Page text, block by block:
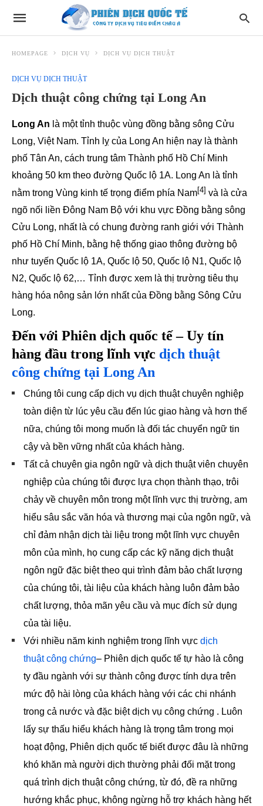
HOMEPAGE DỊCH VỤ DỊCH VỤ DỊCH THUẬT
DỊCH VỤ DỊCH THUẬT
Dịch thuật công chứng tại Long An
Long An là một tỉnh thuộc vùng đồng bằng sông Cửu
Long, Việt Nam. Tỉnh lỵ của Long An hiện nay là thành
phố Tân An, cách trung tâm Thành phố Hồ Chí Minh
khoảng 50 km theo đường Quốc lộ 1A. Long An là tỉnh
nằm trong Vùng kinh tế trọng điểm phía Nam[4] và là cửa
ngõ nối liền Đông Nam Bộ với khu vực Đồng bằng sông
Cửu Long, nhất là có chung đường ranh giới với Thành
phố Hồ Chí Minh, bằng hệ thống giao thông đường bộ
như tuyến Quốc lộ 1A, Quốc lộ 50, Quốc lộ N1, Quốc lộ
N2, Quốc lộ 62,… Tỉnh được xem là thị trường tiêu thụ
hàng hóa nông sản lớn nhất của Đồng bằng Sông Cửu
Long.
Đến với Phiên dịch quốc tế – Uy tín
hàng đầu trong lĩnh vực dịch thuật
công chứng tại Long An
Chúng tôi cung cấp dịch vụ dịch thuật chuyên nghiệp
toàn diện từ lúc yêu cầu đến lúc giao hàng và hơn thế
nữa, chúng tôi mong muốn là đối tác chuyển ngữ tin
cậy và bền vững nhất của khách hàng.
Tất cả chuyên gia ngôn ngữ và dịch thuật viên chuyên
nghiệp của chúng tôi được lựa chọn thành thạo, trôi
chảy về chuyên môn trong một lĩnh vực thị trường, am
hiểu sâu sắc văn hóa và thương mại của ngôn ngữ, và
chỉ đảm nhận dịch tài liệu trong một lĩnh vực chuyên
môn của mình, họ cung cấp các kỹ năng dịch thuật
ngôn ngữ đặc biệt theo qui trình đảm bảo chất lượng
của chúng tôi, tài liệu của khách hàng luôn đảm bảo
chất lượng, thỏa mãn yêu cầu và mục đích sử dụng
của tài liệu.
Với nhiều năm kinh nghiệm trong lĩnh vực dịch
thuật công chứng– Phiên dịch quốc tế tự hào là công
ty đầu ngành với sự thành công được tính dựa trên
mức độ hài lòng của khách hàng với các chi nhánh
trong cả nước và đặc biệt dịch vụ công chứng . Luôn
lấy sự thấu hiểu khách hàng là trọng tâm trong mọi
hoạt động, Phiên dịch quốc tế biết được đâu là những
khó khăn mà người dịch thường phải đối mặt trong
quá trình dịch thuật công chứng, từ đó, đề ra những
hướng khắc phục, không ngừng hỗ trợ khách hàng hết